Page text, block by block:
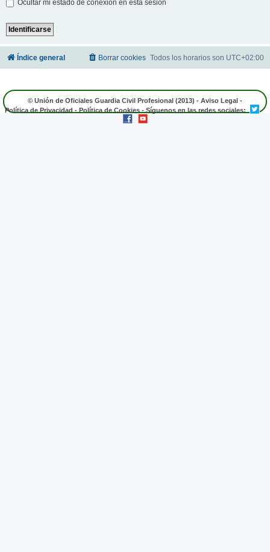
Ocultar mi estado de conexión en esta sesión
Índice general Todos los horarios son UTC+02:00
Borrar cookies
© Unión de Oficiales Guardia Civil Profesional (2013) - Aviso Legal -
Política de Privacidad - Política de Cookies - Síguenos en las redes sociales: